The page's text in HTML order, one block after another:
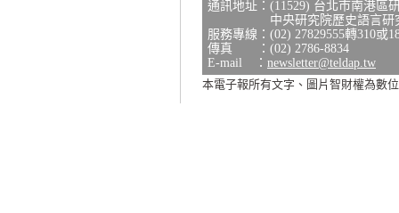
通訊地址：(11529) 台北市南港區
中央研究院歷史語言研究
服務專線：(02) 27829555轉310或
傳真 ：(02) 2786-8834
E-mail ： newsletter@teldap.tw
本電子報所有文字、圖片智財權為數